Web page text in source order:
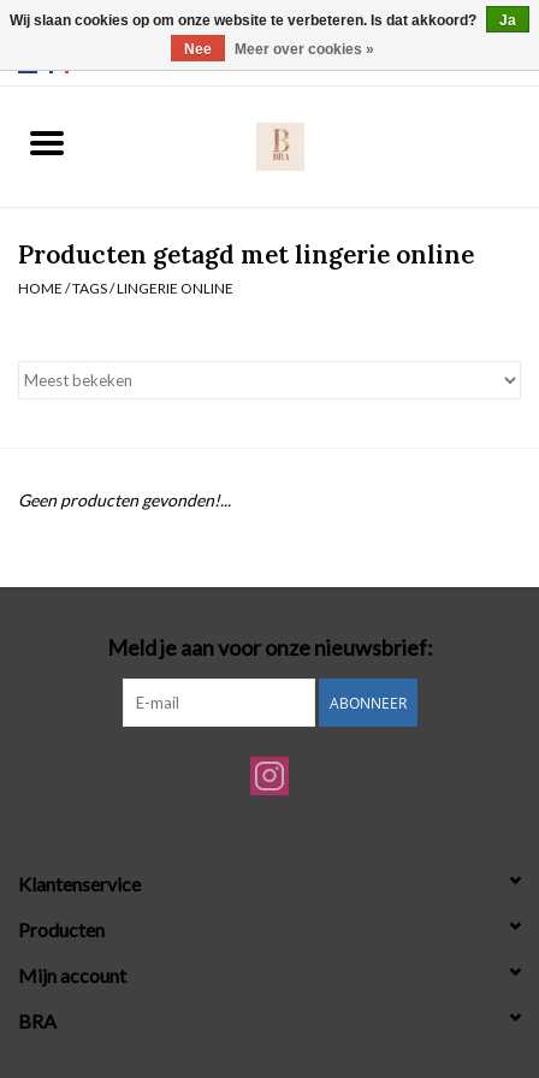
Slip
Nachtmode
Badmode
Lingerie-accessoires
Cadeaubonnen
Producten getagd met lingerie online
HOME /TAGS/LINGERIE ONLINE
Geen producten gevonden!...
Meld je aan voor onze nieuwsbrief:
ABONNEER
Klantenservice
Producten
Mijn account
BRA
Wij slaan cookies op om onze website te verbeteren. Is dat akkoord?
Ja
Nee
Meer over cookies »
Webshop werkt met EU maten. .